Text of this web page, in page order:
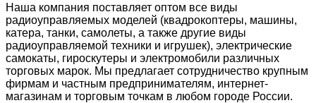
Наша компания поставляет оптом все виды
радиоуправляемых моделей (квадрокоптеры, машины,
катера, танки, самолеты, а также другие виды
радиоуправляемой техники и игрушек), электрические
самокаты, гироскутеры и электромобили различных
торговых марок. Мы предлагает сотрудничество крупным
фирмам и частным предпринимателям, интернет-
магазинам и торговым точкам в любом городе России.